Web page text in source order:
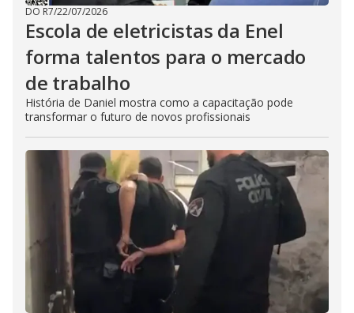
DO R7/22/07/2026
Escola de eletricistas da Enel
forma talentos para o mercado
de trabalho
História de Daniel mostra como a capacitação pode
transformar o futuro de novos profissionais